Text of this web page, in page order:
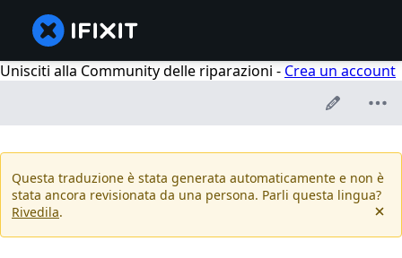
Unisciti alla Community delle riparazioni - Crea un account
Questa traduzione è stata generata automaticamente e non è
stata ancora revisionata da una persona. Parli questa lingua?
Rivedila.